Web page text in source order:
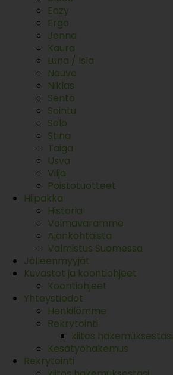
Eazy
Ergo
Jenna
Kaura
Luna / Isla
Nauvo
Niklas
Sento
Sointu
Solo
Stina
Taiga
Usva
Vilja
Poistotuotteet
Hiipakka
Historia
Voimavaramme
Ajankohtaista
Valmistus Suomessa
Jälleenmyyjät
Kuvastot ja koontiohjeet
Koontiohjeet
Yhteystiedot
Henkilömme
Rekrytointi
kiitos hakemuksestasi
Kesätyöhakemus
Rekrytointi